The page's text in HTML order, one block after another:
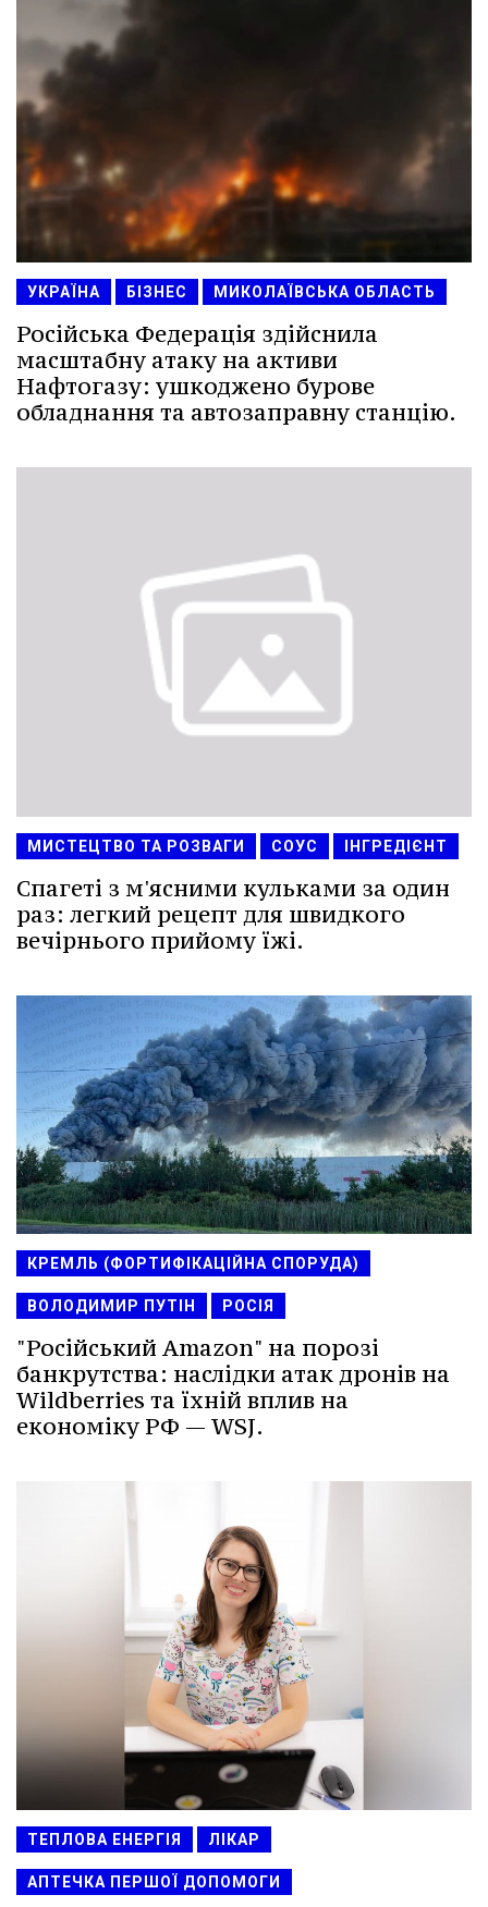
УКРАЇНА БІЗНЕС МИКОЛАЇВСЬКА ОБЛАСТЬ
Російська Федерація здійснила
масштабну атаку на активи
Нафтогазу: ушкоджено бурове
обладнання та автозаправну станцію.
МИСТЕЦТВО ТА РОЗВАГИ СОУС ІНГРЕДІЄНТ
Спагеті з м'ясними кульками за один
раз: легкий рецепт для швидкого
вечірнього прийому їжі.
КРЕМЛЬ (ФОРТИФІКАЦІЙНА СПОРУДА)
ВОЛОДИМИР ПУТІН РОСІЯ
"Російський Amazon" на порозі
банкрутства: наслідки атак дронів на
Wildberries та їхній вплив на
економіку РФ — WSJ.
ТЕПЛОВА ЕНЕРГІЯ ЛІКАР
АПТЕЧКА ПЕРШОЇ ДОПОМОГИ